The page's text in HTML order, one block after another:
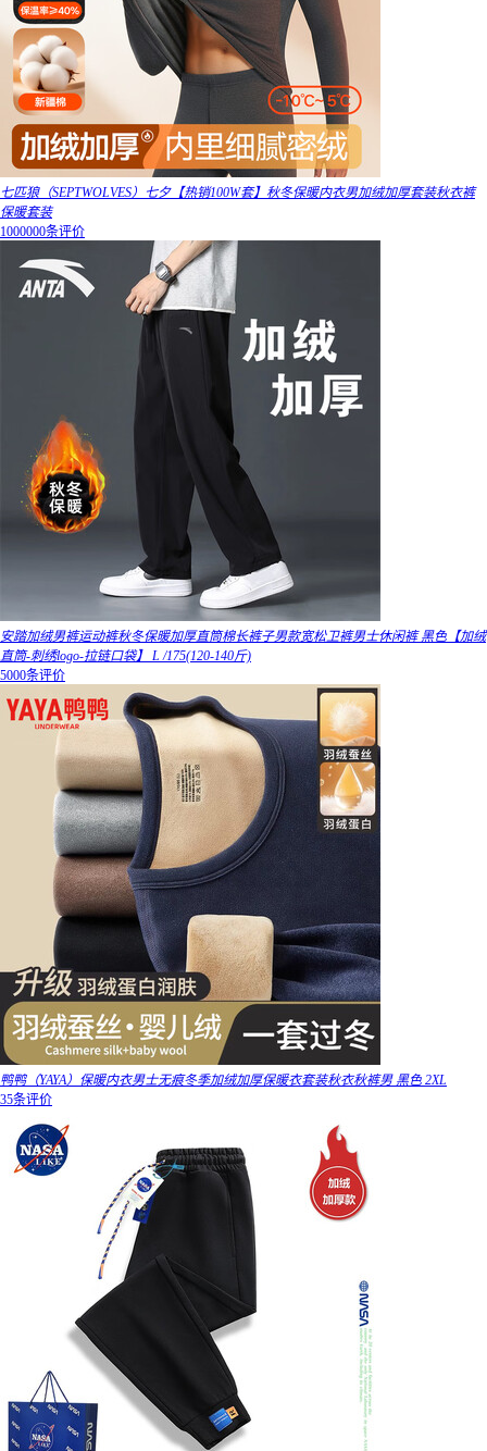
七匹狼（SEPTWOLVES）七夕【热销100W套】秋冬保暖内衣男加绒加厚套装秋衣裤
保暖套装
1000000条评价
安踏加绒男裤运动裤秋冬保暖加厚直筒棉长裤子男款宽松卫裤男士休闲裤 黑色【加绒
直筒-刺绣logo-拉链口袋】 L /175(120-140斤)
5000条评价
鸭鸭（YAYA）保暖内衣男士无痕冬季加绒加厚保暖衣套装秋衣秋裤男 黑色 2XL
35条评价